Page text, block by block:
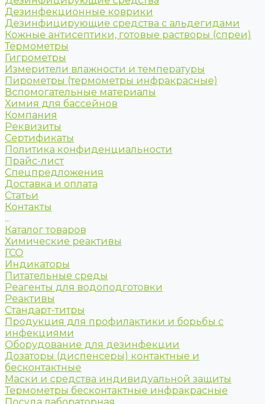
Дезинфекционные коврики
Дезинфицирующие средства с альдегидами
Кожные антисептики, готовые растворы (спреи)
Термометры
Гигрометры
Измерители влажности и температуры
Пирометры (термометры инфракрасные)
Вспомогательные материалы
Химия для бассейнов
Компания
Реквизиты
Сертификаты
Политика конфиденциальности
Прайс-лист
Спецпредложения
Доставка и оплата
Статьи
Контакты
...
Каталог товаров
Химические реактивы
ГСО
Индикаторы
Питательные среды
Реагенты для водоподготовки
Реактивы
Стандарт-титры
Продукция для профилактики и борьбы с
инфекциями
Оборудование для дезинфекции
Дозаторы (диспенсеры) контактные и
бесконтактные
Маски и средства индивидуальной защиты
Термометры бесконтактные инфракрасные